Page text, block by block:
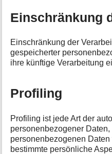
Einschränkung
Einschränkung der
gespeicherter
ihre künftige Verarbeitung
Profiling
Profiling ist jede Art der
personenbezogener
personenbezogenen
bestimmte persönliche